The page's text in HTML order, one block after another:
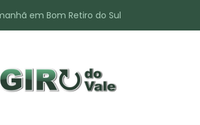
em Bom Retiro do Sul
do Sul